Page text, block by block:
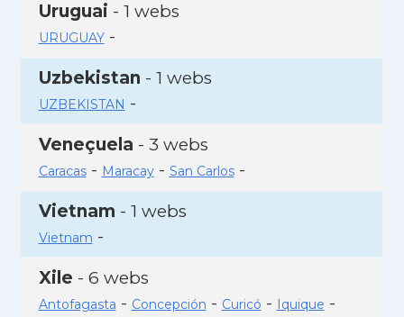
Uruguai - 1 webs
URUGUAY-
Uzbekistan - 1 webs
UZBEKISTAN -
Veneçuela - 3 webs
Caracas- Maracay- San Carlos-
Vietnam - 1 webs
Vietnam -
Xile - 6 webs
Antofagasta - Concepción - Curicó - Iquique -